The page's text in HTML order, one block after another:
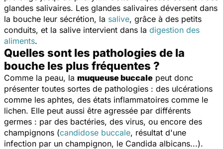
glandes salivaires. Les glandes salivaires déversent dans
la bouche leur sécrétion, la salive, grâce à des petits
conduits, et la salive intervient dans la digestion des
aliments.
Quelles sont les pathologies de la
bouche les plus fréquentes ?
Comme la peau, la muqueuse buccale peut donc
présenter toutes sortes de pathologies : des ulcérations
comme les aphtes, des états inflammatoires comme le
lichen. Elle peut aussi être agressée par différents
germes : par des bactéries, des virus, ou encore des
champignons (candidose buccale, résultat d'une
infection par un champignon, le Candida albicans...).